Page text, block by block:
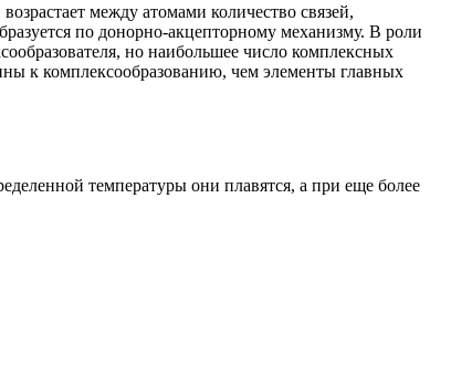
между атомами количество связей,
по донорно-акцепторному механизму. В роли
но наибольшее число комплексных
к комплексообразованию, чем элементы главных
температуры они плавятся, а при еще более